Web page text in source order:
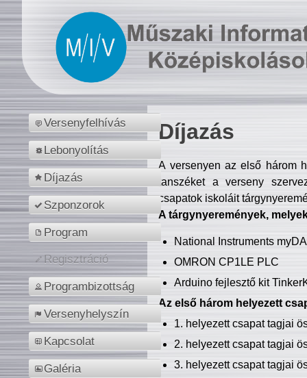
Versenyfelhívás
Lebonyolítás
Díjazás
Szponzorok
Program
Regisztráció
Programbizottság
Versenyhelyszín
Kapcsolat
Galéria
Díjazás
A versenyen az első három
tanszéket a verseny
csapatok iskoláit
A tárgynyeremények,
National Instruments
OMRON CP1LE PLC
Arduino fejlesztő kit
Az első három helyezett
1. helyezett csapat tagjai
2. helyezett csapat tagjai
3. helyezett csapat tagjai